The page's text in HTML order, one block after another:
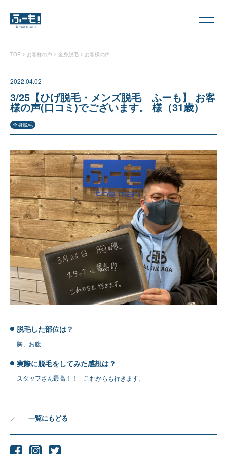
TOP > お客様の声 > 全身脱毛 > お客様の声
2022.04.02
3/25【ひげ脱毛・メンズ脱毛 ふーも】 お客
様の声(口コミ)でございます。 様（31歳）
全身脱毛
脱毛した部位は？
胸、お腹
実際に脱毛をしてみた感想は？
スタッフさん最高！！ これからも行きます。
一覧にもどる